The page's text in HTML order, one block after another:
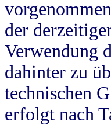
der
Verwendung
dahinter zu
technischen
erfolgt nach